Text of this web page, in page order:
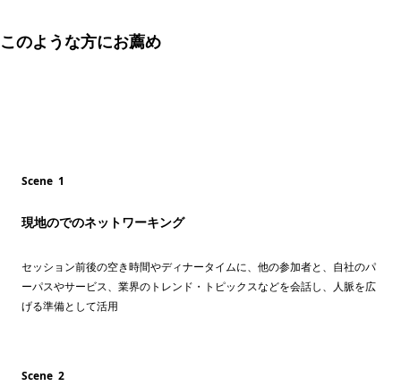
このような方にお薦め
Scene 1
現地のでのネットワーキング
セッション前後の空き時間やディナータイムに、他の参加者と、自社のパ
ーパスやサービス、業界のトレンド・トピックスなどを会話し、人脈を広
げる準備として活用
Scene 2